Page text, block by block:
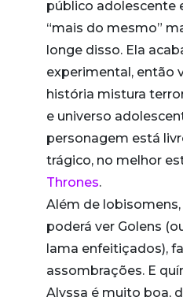
público adolescente
“mais do mesmo”
longe disso. Ela
experimental, então
história mistura
e universo
personagem está
trágico, no melhor
Thrones.
Além de
poderá ver Golens
lama enfeitiçados),
assombrações. E
Alyssa é muito boa,